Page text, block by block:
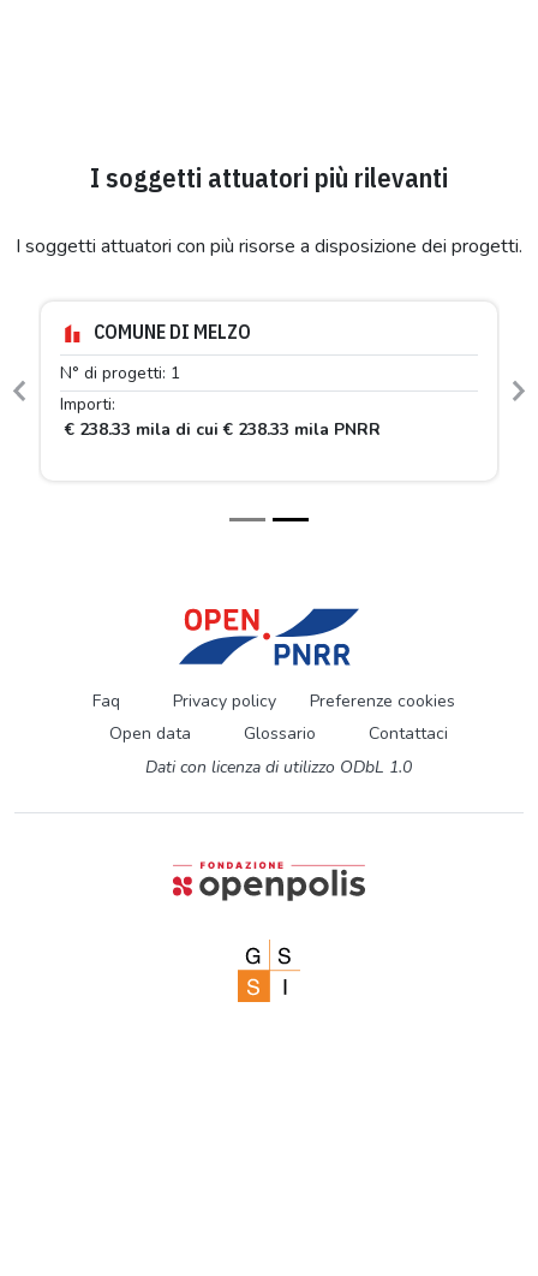
I soggetti attuatori più rilevanti
I soggetti attuatori con più risorse a disposizione dei progetti.
COMUNE DI MELZO
N° di progetti: 1
Importi:
€ 238.33 mila di cui € 238.33 mila PNRR
Previous
Faq Privacy policy
Preferenze cookies
Open data
Glossario
Contattaci
Dati con licenza di utilizzo ODbL 1.0